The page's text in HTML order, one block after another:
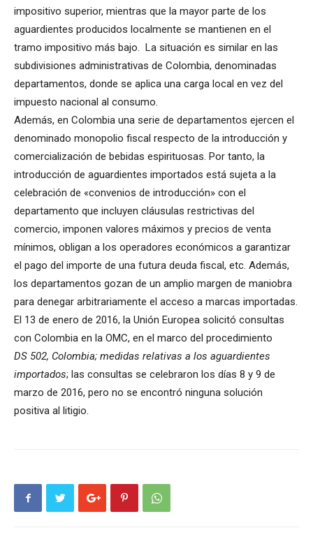
impositivo superior, mientras que la mayor parte de los
aguardientes producidos localmente se mantienen en el
tramo impositivo más bajo. La situación es similar en las
subdivisiones administrativas de Colombia, denominadas
departamentos, donde se aplica una carga local en vez del
impuesto nacional al consumo.
Además, en Colombia una serie de departamentos ejercen el
denominado monopolio fiscal respecto de la introducción y
comercialización de bebidas espirituosas. Por tanto, la
introducción de aguardientes importados está sujeta a la
celebración de «convenios de introducción» con el
departamento que incluyen cláusulas restrictivas del
comercio, imponen valores máximos y precios de venta
mínimos, obligan a los operadores económicos a garantizar
el pago del importe de una futura deuda fiscal, etc. Además,
los departamentos gozan de un amplio margen de maniobra
para denegar arbitrariamente el acceso a marcas importadas.
El 13 de enero de 2016, la Unión Europea solicitó consultas
con Colombia en la OMC, en el marco del procedimiento
DS 502, Colombia; medidas relativas a los aguardientes
importados; las consultas se celebraron los días 8 y 9 de
marzo de 2016, pero no se encontró ninguna solución
positiva al litigio.